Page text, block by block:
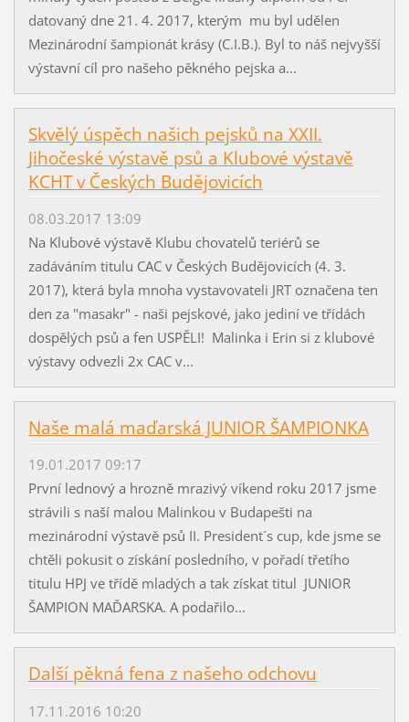
datovaný dne 21. 4. 2017, kterým mu byl udělen
Mezinárodní šampionát krásy (C.I.B.). Byl to náš nejvyšší
výstavní cíl pro našeho pěkného pejska a...
Skvělý úspěch našich pejsků na XXII.
Jihočeské výstavě psů a Klubové výstavě
KCHT v Českých Budějovicích
08.03.2017 13:09
Na Klubové výstavě Klubu chovatelů teriérů se
zadáváním titulu CAC v Českých Budějovicích (4. 3.
2017), která byla mnoha vystavovateli JRT označena ten
den za "masakr" - naši pejskové, jako jediní ve třídách
dospělých psů a fen USPĚLI! Malinka i Erin si z klubové
výstavy odvezli 2x CAC v...
Naše malá maďarská JUNIOR ŠAMPIONKA
19.01.2017 09:17
První lednový a hrozně mrazivý víkend roku 2017 jsme
strávili s naší malou Malinkou v Budapešti na
mezinárodní výstavě psů II. President´s cup, kde jsme se
chtěli pokusit o získání posledního, v pořadí třetího
titulu HPJ ve třídě mladých a tak získat titul JUNIOR
ŠAMPION MAĎARSKA. A podařilo...
Další pěkná fena z našeho odchovu
17.11.2016 10:20